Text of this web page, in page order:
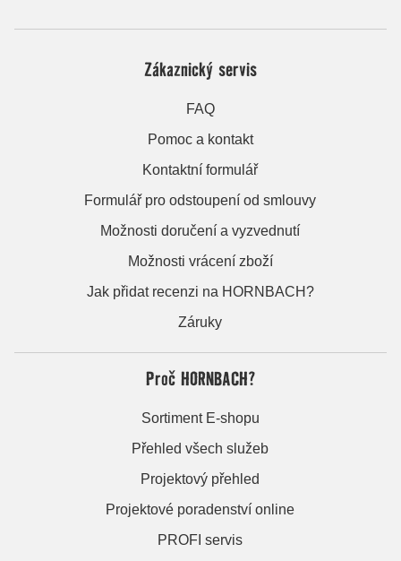
Zákaznický servis
FAQ
Pomoc a kontakt
Kontaktní formulář
Formulář pro odstoupení od smlouvy
Možnosti doručení a vyzvednutí
Možnosti vrácení zboží
Jak přidat recenzi na HORNBACH?
Záruky
Proč HORNBACH?
Sortiment E-shopu
Přehled všech služeb
Projektový přehled
Projektové poradenství online
PROFI servis